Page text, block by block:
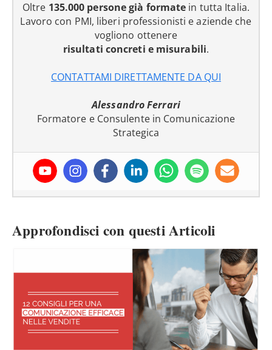
Oltre 135.000 persone già formate in tutta Italia.
Lavoro con PMI, liberi professionisti e aziende che
vogliono ottenere
risultati concreti e misurabili.
CONTATTAMI DIRETTAMENTE DA QUI
Alessandro Ferrari
Formatore e Consulente in Comunicazione
Strategica
Approfondisci con questi Articoli